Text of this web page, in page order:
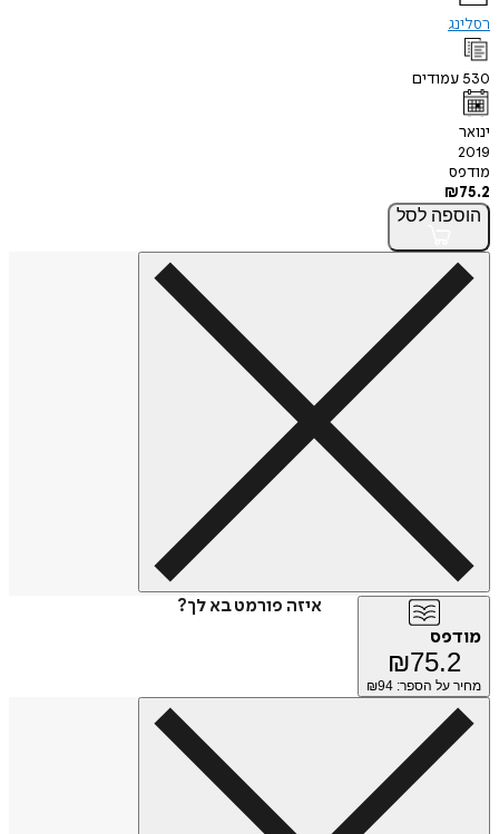
רסלינג
530 עמודים
ינואר
2019
מודפס
₪75.2
הוספה לסל
איזה פורמט בא לך?
מודפס
₪75.2
מחיר על הספר: ₪ 94